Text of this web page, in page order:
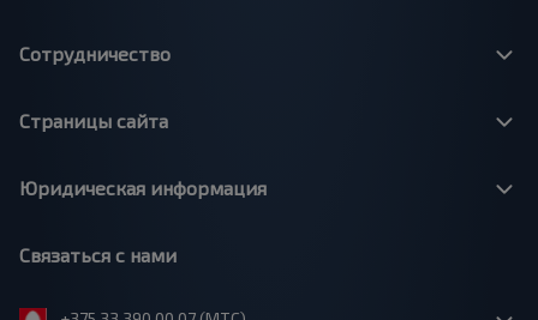
Сотрудничество
Страницы сайта
Юридическая информация
Связаться с нами